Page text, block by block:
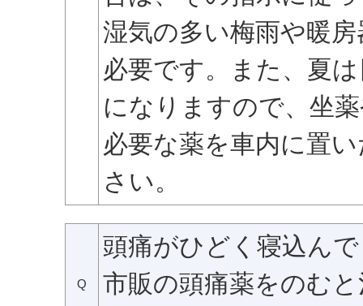
湿気の多い梅雨や暖
必要です。また、夏
になりますので、坐
必要な薬を車内に置
さい。
Q
頭痛がひどく寝込ん
市販の頭痛薬をのむ